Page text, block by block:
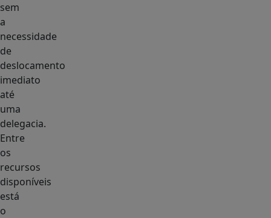
sem
a
necessidade
de
deslocamento
imediato
até
uma
delegacia.
Entre
os
recursos
disponíveis
está
o